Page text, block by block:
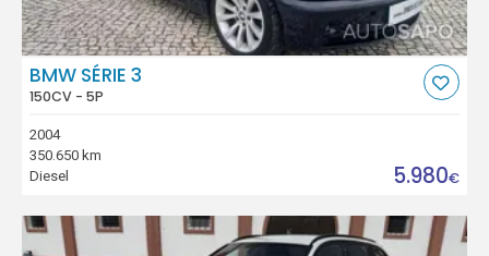
BMW SÉRIE 3
150CV - 5P
2004
350.650 km
Diesel
5.980€